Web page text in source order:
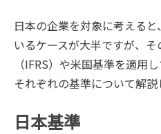
日本の企業を対象に考える
いるケースが大半ですが、
（IFRS）や米国基準を適用
それぞれの基準について解説
日本基準